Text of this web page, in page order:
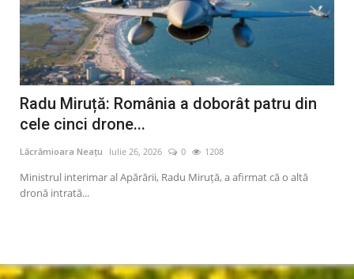
Radu Miruță: România a doborât patru din
cele cinci drone...
Lăcrămioara Neațu Iulie 26, 2026 0 1208
Ministrul interimar al Apărării, Radu Miruță, a afirmat că o altă
dronă intrată...